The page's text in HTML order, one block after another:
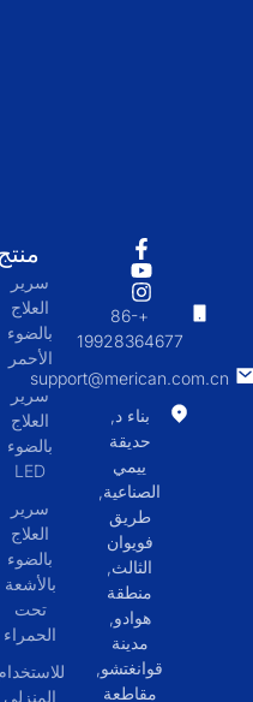
+86-
19928364677
support@merican.com.cn
بناء د,
حديقة
ييمي
الصناعية,
طريق
فويوان
الثالث,
منطقة
هوادو,
مدينة
قوانغتشو,
مقاطعة
منتج
سرير
العلاج
بالضوء
الأحمر
سرير
العلاج
بالضوء
LED
سرير
العلاج
بالضوء
بالأشعة
تحت
الحمراء
للاستخدام
المنزلي